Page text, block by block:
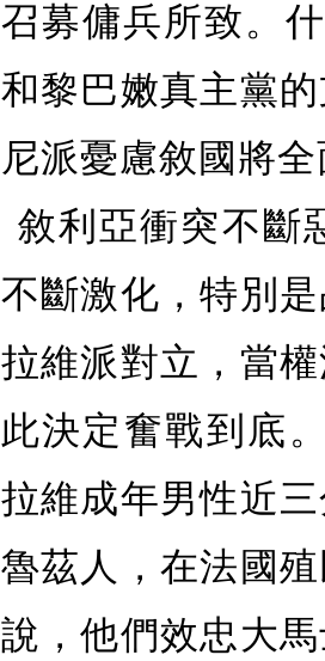
召募傭兵所致。
和黎巴嫩真主黨
尼派憂慮敘國將
敘利亞衝突不斷
不斷激化，特別
拉維派對立，當
此決定奮戰到底
拉維成年男性近
魯茲人，在法國
說，他們效忠大